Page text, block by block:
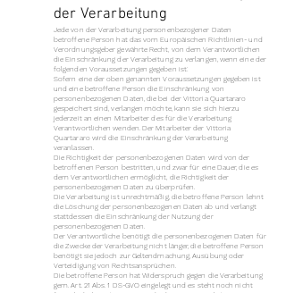
der Verarbeitung
Jede von der Verarbeitung personenbezogener Daten
betroffene Person hat das vom Europäischen Richtlinien- und
Verordnungsgeber gewährte Recht, von dem Verantwortlichen
die Einschränkung der Verarbeitung zu verlangen, wenn eine der
folgenden Voraussetzungen gegeben ist:
Sofern eine der oben genannten Voraussetzungen gegeben ist
und eine betroffene Person die Einschränkung von
personenbezogenen Daten, die bei der Vittoria Quartararo
gespeichert sind, verlangen möchte, kann sie sich hierzu
jederzeit an einen Mitarbeiter des für die Verarbeitung
Verantwortlichen wenden. Der Mitarbeiter der Vittoria
Quartararo wird die Einschränkung der Verarbeitung
veranlassen.
Die Richtigkeit der personenbezogenen Daten wird von der
betroffenen Person bestritten, und zwar für eine Dauer, die es
dem Verantwortlichen ermöglicht, die Richtigkeit der
personenbezogenen Daten zu überprüfen.
Die Verarbeitung ist unrechtmäßig, die betroffene Person lehnt
die Löschung der personenbezogenen Daten ab und verlangt
stattdessen die Einschränkung der Nutzung der
personenbezogenen Daten.
Der Verantwortliche benötigt die personenbezogenen Daten für
die Zwecke der Verarbeitung nicht länger, die betroffene Person
benötigt sie jedoch zur Geltendmachung, Ausübung oder
Verteidigung von Rechtsansprüchen.
Die betroffene Person hat Widerspruch gegen die Verarbeitung
gem. Art. 21 Abs. 1 DS-GVO eingelegt und es steht noch nicht